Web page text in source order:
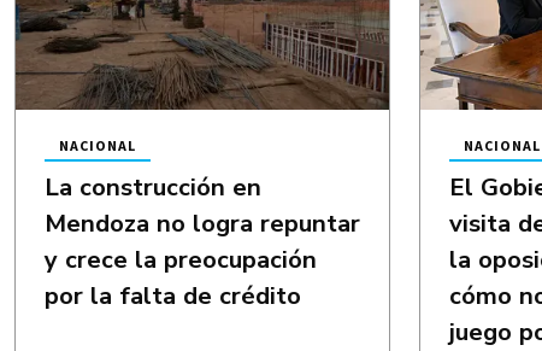
La construcción en
Mendoza no logra repuntar
y crece la preocupación
por la falta de crédito
NACIONAL
El
visita
la
cómo
juego
NACIONAL